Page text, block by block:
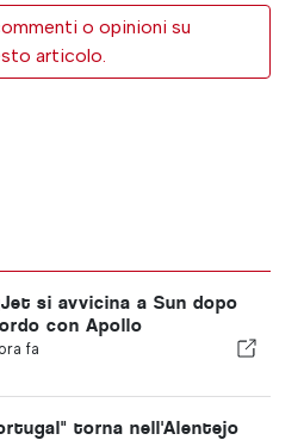
o opinioni su
articolo.
si avvicina a Sun dopo
con Apollo
fa
torna nell'Alentejo